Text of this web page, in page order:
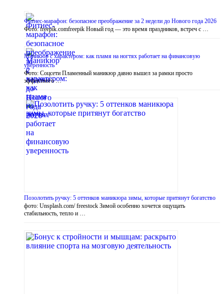
Фитнес-марафон: безопасное преображение за 2 недели до Нового года 2026
Фото: freepik.comfreepik Новый год — это время праздников, встреч с …
Маникюр с характером: как пламя на ногтях работает на финансовую
уверенность
Фото: Соцсети Пламенный маникюр давно вышел за рамки просто
эффектного …
Позолотить ручку: 5 оттенков маникюра зимы, которые притянут богатство
фото: Unsplash.com/ freestock Зимой особенно хочется ощущать
стабильность, тепло и …